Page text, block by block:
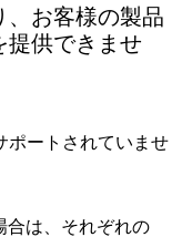
、お客様の製品
提供できませ
ポートされていませ
合は、それぞれの